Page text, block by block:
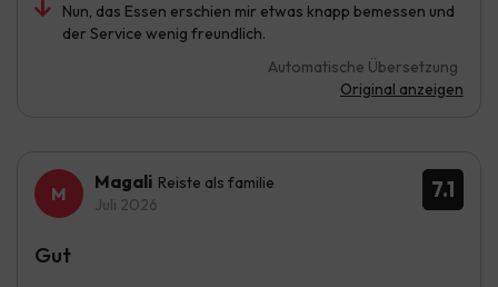
Nun, das Essen erschien mir etwas knapp bemessen und
der Service wenig freundlich.
Automatische Übersetzung
Original anzeigen
7.1
Magali Reiste als familie
Juli 2026
Gut